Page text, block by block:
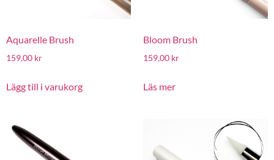
Aquarelle Brush
159,00 kr
Lägg till i varukorg
Bloom Brush
159,00 kr
Läs mer